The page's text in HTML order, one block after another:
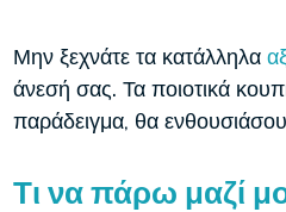
Μην ξεχνάτε τα κατάλληλα
άνεσή σας. Τα ποιοτικά
παράδειγμα, θα
Τι να πάρω μαζί